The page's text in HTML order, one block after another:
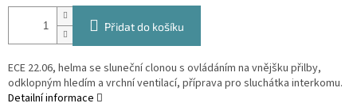
Přidat do košíku
ECE 22.06, helma se sluneční clonou s ovládáním na vnějšku přilby,
odklopným hledím a vrchní ventilací, příprava pro sluchátka interkomu.
Detailní informace